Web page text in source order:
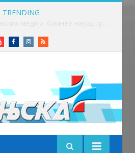
TRENDING
YoutubeFacebookInstagram
RSS